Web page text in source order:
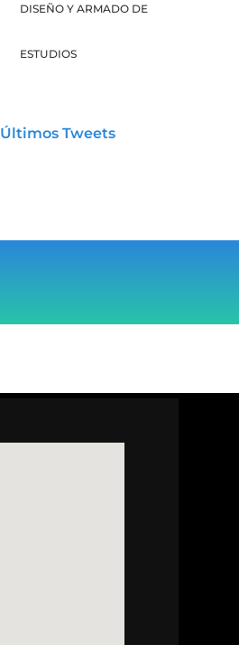
DISEÑO Y ARMADO DE
ESTUDIOS
Últimos Tweets